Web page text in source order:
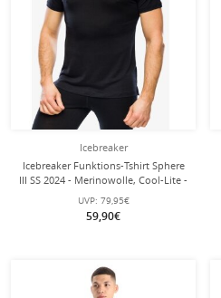
Icebreaker
Icebreaker Funktions-Tshirt Sphere
III SS 2024 - Merinowolle, Cool-Lite -
feuchtigkeitsregulierend - schwarz
Herren
UVP: 79,95€
59,90€